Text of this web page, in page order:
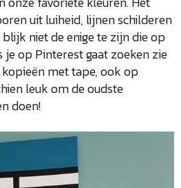
uit luiheid, lijnen schilderen
niet de enige te zijn die op
je op Pinterest gaat zoeken zie
met tape, ook op
leuk om de oudste
doen!